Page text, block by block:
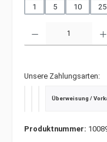
1
5 10 25
Unsere Zahlungsarten:
Überweisung /
Produktnummer: